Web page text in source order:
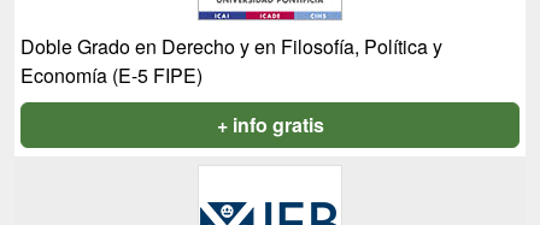
Doble Grado en Derecho y en Filosofía, Política y
Economía (E-5 FIPE)
+ info gratis